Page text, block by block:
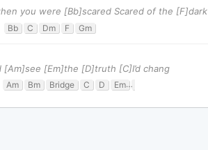
you were [Bb]scared Scared of the [F]dark
Bb C Dm F Gm
[Em]the [D]truth [C]I’d chang
Am Bm Bridge C D Em